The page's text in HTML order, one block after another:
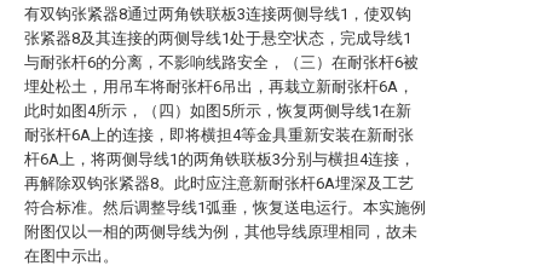
有双钩张紧器8通过两角铁联板3连接两侧导线1，使双钩
张紧器8及其连接的两侧导线1处于悬空状态，完成导线1
与耐张杆6的分离，不影响线路安全，（三）在耐张杆6被
埋处松土，用吊车将耐张杆6吊出，再栽立新耐张杆6A，
此时如图4所示，（四）如图5所示，恢复两侧导线1在新
耐张杆6A上的连接，即将横担4等金具重新安装在新耐张
杆6A上，将两侧导线1的两角铁联板3分别与横担4连接，
再解除双钩张紧器8。此时应注意新耐张杆6A埋深及工艺
符合标准。然后调整导线1弧垂，恢复送电运行。本实施例
附图仅以一相的两侧导线为例，其他导线原理相同，故未
在图中示出。